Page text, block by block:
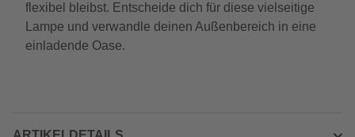
flexibel bleibst. Entscheide dich für diese vielseitige
Lampe und verwandle deinen Außenbereich in eine
einladende Oase.